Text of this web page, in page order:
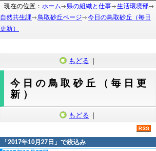
現在の位置： ホーム 県の組織と仕事
生活環境部
自然共生課
鳥取砂丘ページ
今日の鳥取砂丘（毎日
更新）
もどる ｜
今日の鳥取砂丘（毎日更
新）
もどる ｜
「 2017年10月27日 」で絞込み